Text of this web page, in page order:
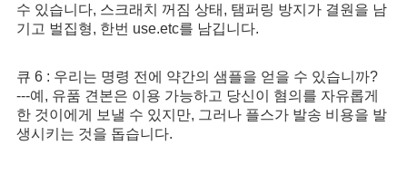
수 있습니다, 스크래치 꺼짐 상태, 탬퍼링 방지가 결원을 남
기고 벌집형, 한번 use.etc를 남깁니다.
큐 6 : 우리는 명령 전에 약간의 샘플을 얻을 수 있습니까?
---예, 유품 견본은 이용 가능하고 당신이 혐의를 자유롭게
한 것이에게 보낼 수 있지만, 그러나 플스가 발송 비용을 발
생시키는 것을 돕습니다.